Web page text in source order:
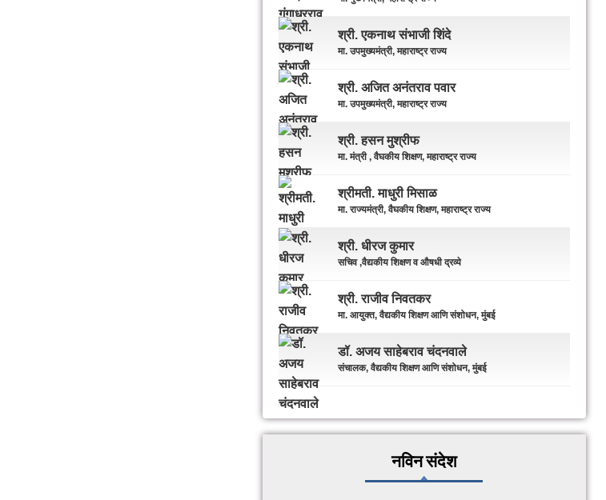
श्री. एकनाथ संभाजी शिंदे
मा. उपमुख्यमंत्री, महाराष्ट्र राज्य
श्री. अजित अनंतराव पवार
मा. उपमुख्यमंत्री, महाराष्ट्र राज्य
श्री. हसन मुश्रीफ
मा. मंत्री , वैघकीय शिक्षण, महाराष्ट्र राज्य
श्रीमती. माधुरी मिसाळ
मा. राज्यमंत्री, वैघकीय शिक्षण, महाराष्ट्र राज्य
श्री. धीरज कुमार
सचिव ,वैद्यकीय शिक्षण व औषधी द्रव्ये
श्री. राजीव निवतकर
मा. आयुक्त, वैद्यकीय शिक्षण आणि संशोधन, मुंबई
डॉ. अजय साहेबराव चंदनवाले
संचालक, वैद्यकीय शिक्षण आणि संशोधन, मुंबई
नविन संदेश